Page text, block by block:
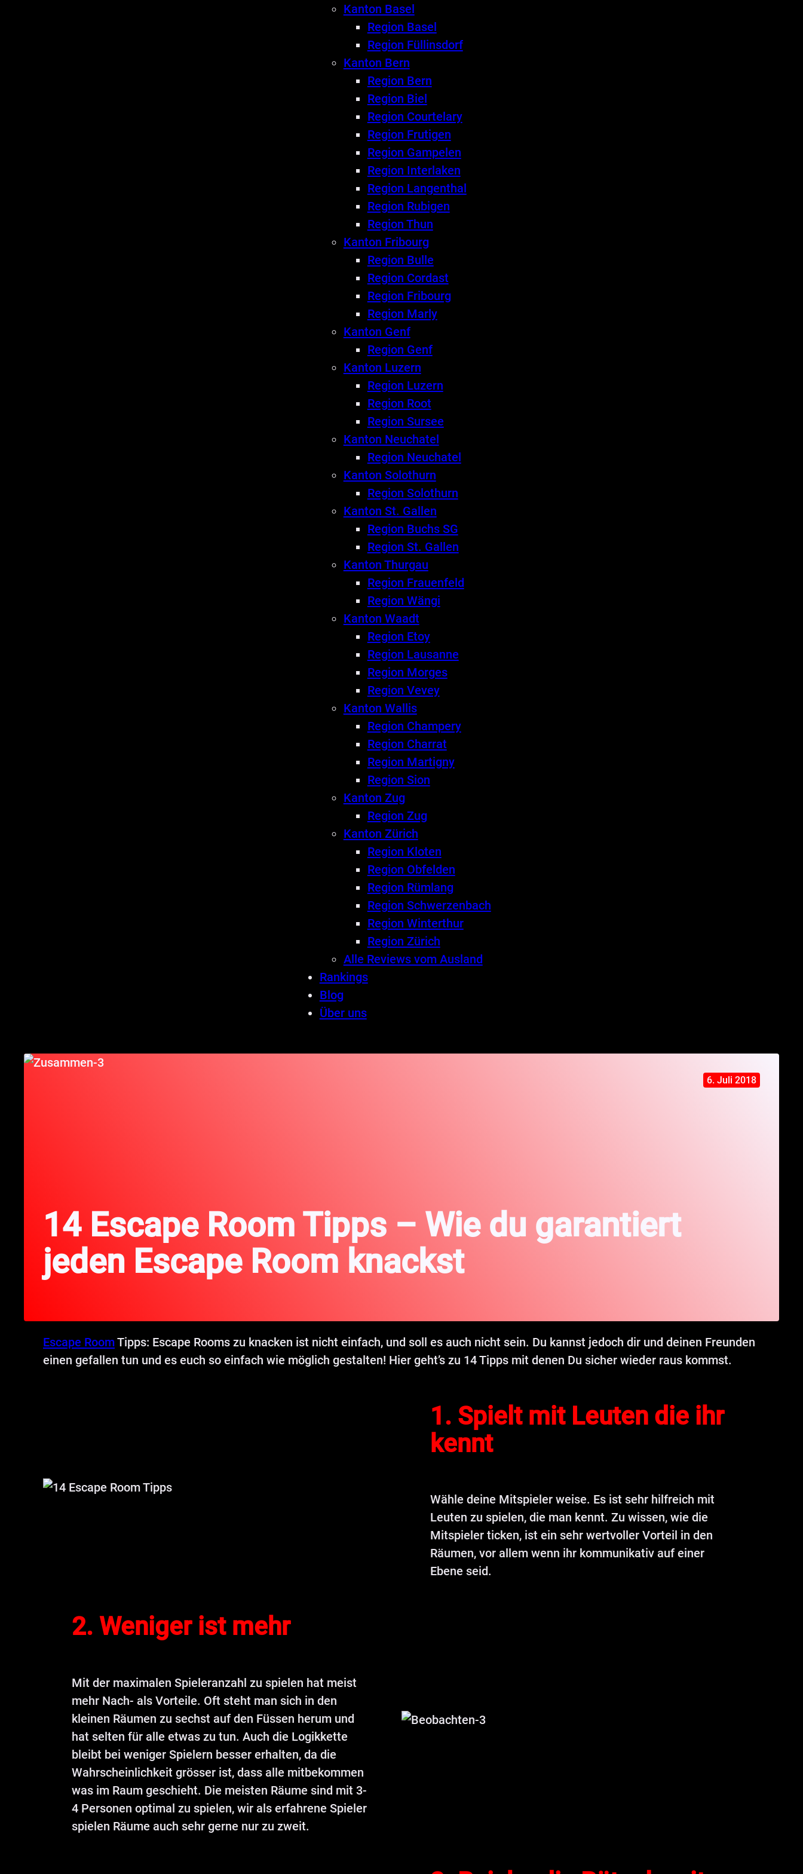
Kanton Basel
Region Basel
Region Füllinsdorf
Kanton Bern
Region Bern
Region Biel
Region Courtelary
Region Frutigen
Region Gampelen
Region Interlaken
Region Langenthal
Region Rubigen
Region Thun
Kanton Fribourg
Region Bulle
Region Cordast
Region Fribourg
Region Marly
Kanton Genf
Region Genf
Kanton Luzern
Region Luzern
Region Root
Region Sursee
Kanton Neuchatel
Region Neuchatel
Kanton Solothurn
Region Solothurn
Kanton St. Gallen
Region Buchs SG
Region St. Gallen
Kanton Thurgau
Region Frauenfeld
Region Wängi
Kanton Waadt
Region Etoy
Region Lausanne
Region Morges
Region Vevey
Kanton Wallis
Region Champery
Region Charrat
Region Martigny
Region Sion
Kanton Zug
Region Zug
Kanton Zürich
Region Kloten
Region Obfelden
Region Rümlang
Region Schwerzenbach
Region Winterthur
Region Zürich
Alle Reviews vom Ausland
Rankings
Blog
Über uns
6. Juli 2018
14 Escape Room Tipps – Wie du garantiert
jeden Escape Room knackst
Escape RoomTipps: Escape Rooms zu knacken ist nicht einfach, und soll es auch nicht sein. Du kannst jedoch dir und deinen Freunden
einen gefallen tun und es euch so einfach wie möglich gestalten! Hier geht’s zu 14 Tipps mit denen Du sicher wieder raus kommst.
1. Spielt mit Leuten die ihr
kennt
Wähle deine Mitspieler weise. Es ist sehr hilfreich mit
Leuten zu spielen, die man kennt. Zu wissen, wie die
Mitspieler ticken, ist ein sehr wertvoller Vorteil in den
Räumen, vor allem wenn ihr kommunikativ auf einer
Ebene seid.
2. Weniger ist mehr
Mit der maximalen Spieleranzahl zu spielen hat meist
mehr Nach- als Vorteile. Oft steht man sich in den
kleinen Räumen zu sechst auf den Füssen herum und
hat selten für alle etwas zu tun. Auch die Logikkette
bleibt bei weniger Spielern besser erhalten, da die
Wahrscheinlichkeit grösser ist, dass alle mitbekommen
was im Raum geschieht. Die meisten Räume sind mit 3-
4 Personen optimal zu spielen, wir als erfahrene Spieler
spielen Räume auch sehr gerne nur zu zweit.